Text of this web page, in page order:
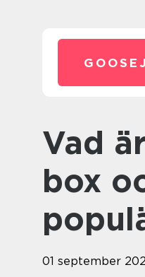
Vad är en Pokémon booster
box
01 september